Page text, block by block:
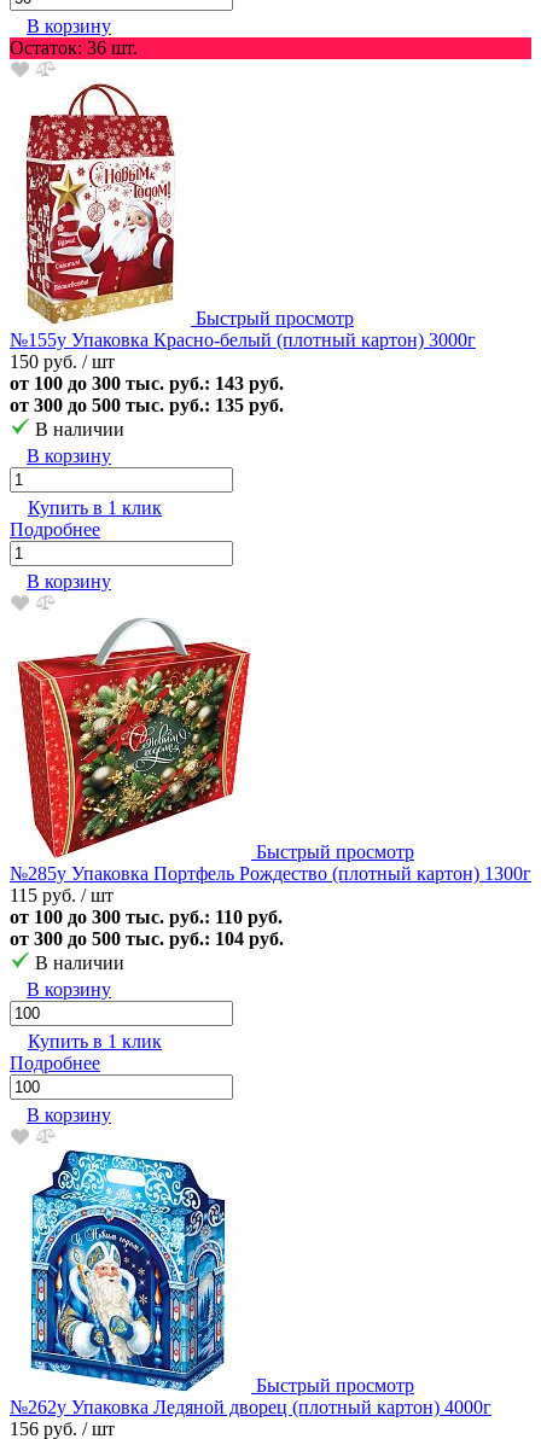
В корзину
Остаток: 36 шт.
Быстрый просмотр
№155у Упаковка Красно-белый (плотный картон) 3000г
150 руб. / шт
от 100 до 300 тыс. руб.: 143 руб.
от 300 до 500 тыс. руб.: 135 руб.
В наличии
В корзину
Купить в 1 клик
Подробнее
В корзину
Быстрый просмотр
№285у Упаковка Портфель Рождество (плотный картон) 1300г
115 руб. / шт
от 100 до 300 тыс. руб.: 110 руб.
от 300 до 500 тыс. руб.: 104 руб.
В наличии
В корзину
Купить в 1 клик
Подробнее
В корзину
Быстрый просмотр
№262у Упаковка Ледяной дворец (плотный картон) 4000г
156 руб. / шт